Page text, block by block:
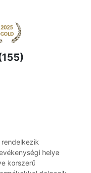
helye
korszerű